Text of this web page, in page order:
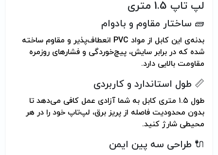
لپ تاپ 1.5 متری
🧱 ساختار مقاوم و بادوام
بدنه‌ی این کابل از مواد PVC انعطاف‌پذیر و مقاوم ساخته
شده که در برابر سایش، پیچ‌خوردگی و فشارهای روزمره
مقاومت بالایی دارد.
📏 طول استاندارد و کاربردی
طول ۱.۵ متری کابل به شما آزادی عمل کافی می‌دهد تا
بدون محدودیت فاصله از پریز برق، لپ‌تاپ خود را در هر
محیطی شارژ کنید.
🔌 طراحی سه پین ایمن